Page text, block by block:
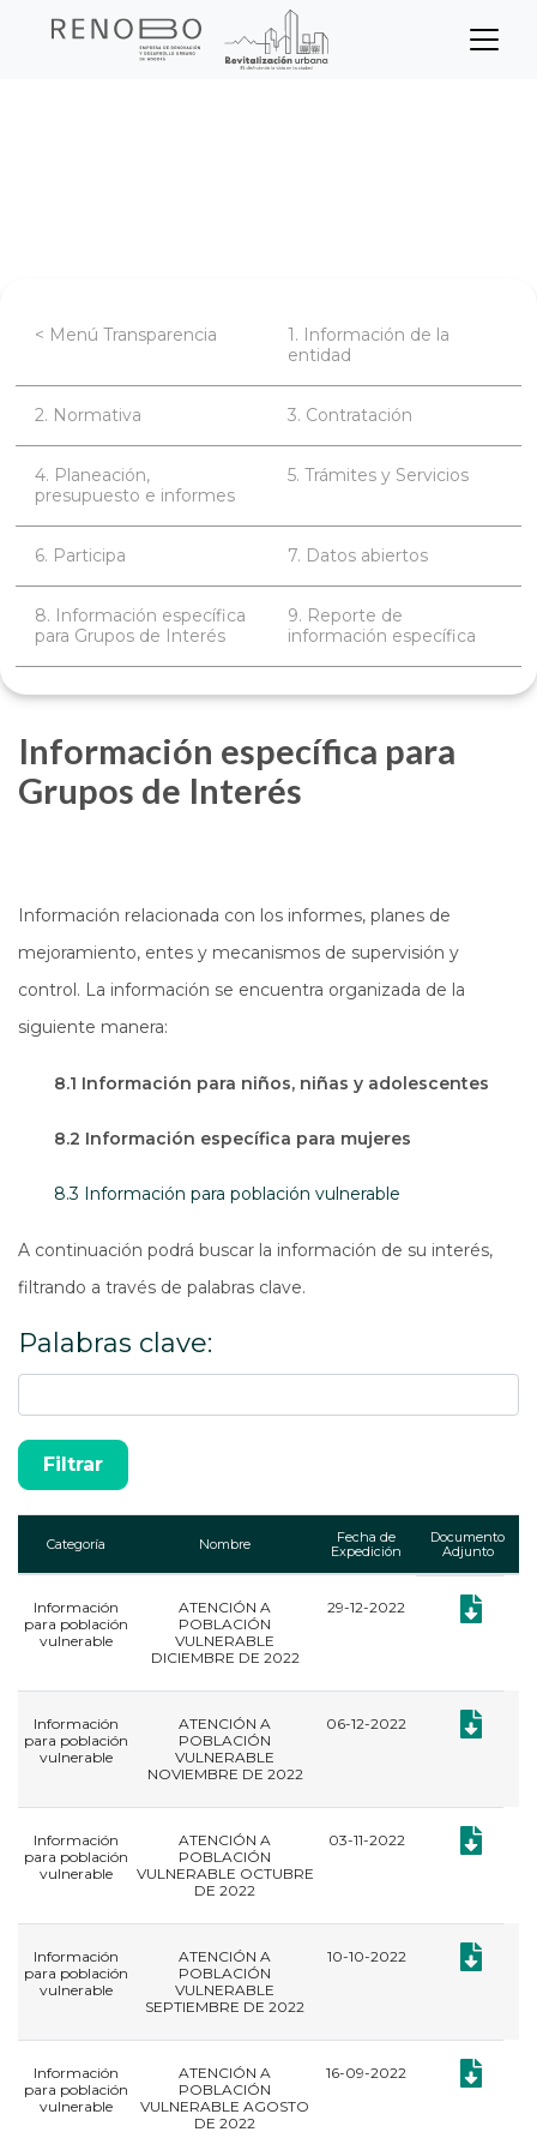
Sitio Web Empresa de
Transparencia
< Menú Transparencia
1. Información de la
entidad
2. Normativa 3. Contratación
4. Planeación,
presupuesto e informes
5. Trámites y Servicios
6. Participa 7. Datos abiertos
8. Información específica
para Grupos de Interés
9. Reporte de
información específica
Información específica para
Grupos de Interés
Información relacionada con los informes, planes de
mejoramiento, entes y mecanismos de supervisión y
control. La información se encuentra organizada de la
siguiente manera:
Abre en una nueva ventana
8.1 Información para niños, niñas y adolescentes
Abre en una nueva ventana
8.2 Información específica para mujeres
8.3 Información para población vulnerable
A continuación podrá buscar la información de su interés,
filtrando a través de palabras clave.
Palabras clave:
Categoría Nombre
Fecha de
Expedición
Documento
Adjunto
Información
para población
vulnerable
ATENCIÓN A
POBLACIÓN
VULNERABLE
DICIEMBRE DE 2022
29-12-2022
Información
para población
vulnerable
ATENCIÓN A
POBLACIÓN
VULNERABLE
NOVIEMBRE DE 2022
06-12-2022
Información
para población
vulnerable
ATENCIÓN A
POBLACIÓN
VULNERABLE OCTUBRE
DE 2022
03-11-2022
Información
para población
vulnerable
ATENCIÓN A
POBLACIÓN
VULNERABLE
SEPTIEMBRE DE 2022
10-10-2022
Información
para población
vulnerable
ATENCIÓN A
POBLACIÓN
VULNERABLE AGOSTO
DE 2022
16-09-2022